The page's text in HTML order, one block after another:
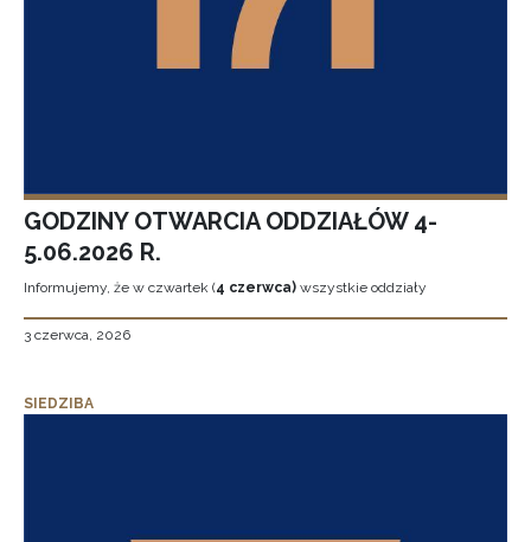
GODZINY OTWARCIA ODDZIAŁÓW 4-
5.06.2026 R.
Informujemy, że w czwartek (4 czerwca) wszystkie oddziały
3 czerwca, 2026
SIEDZIBA